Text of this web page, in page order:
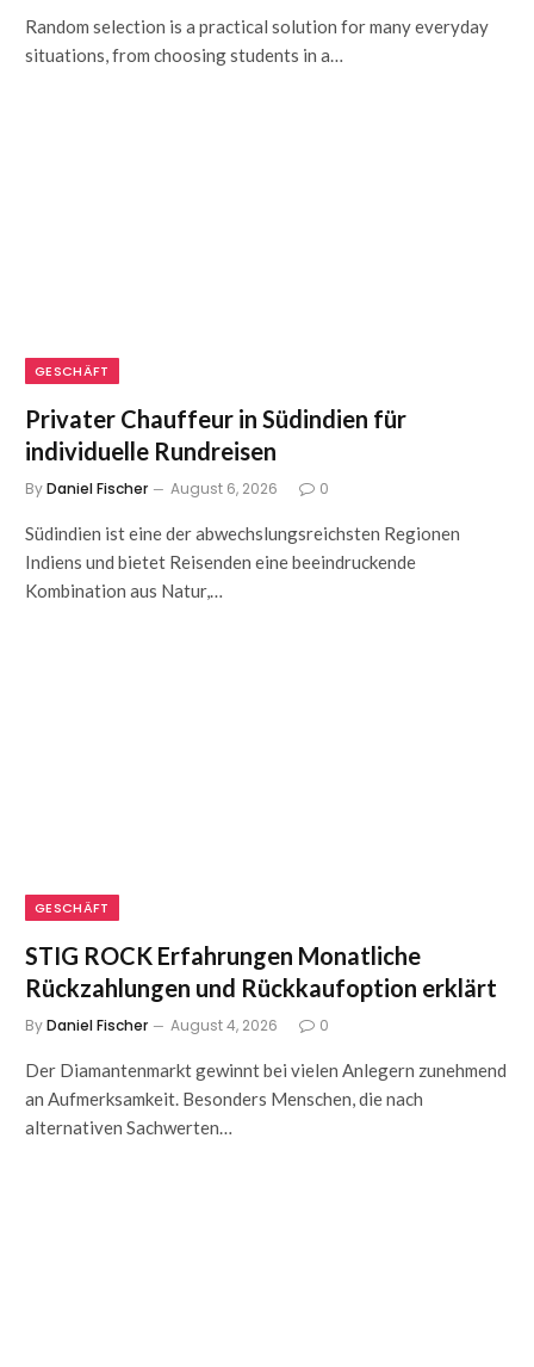
Random selection is a practical solution for many everyday
situations, from choosing students in a…
GESCHÄFT
Privater Chauffeur in Südindien für
individuelle Rundreisen
ByDaniel Fischer August 6, 2026 0
Südindien ist eine der abwechslungsreichsten Regionen
Indiens und bietet Reisenden eine beeindruckende
Kombination aus Natur,…
GESCHÄFT
STIG ROCK Erfahrungen Monatliche
Rückzahlungen und Rückkaufoption erklärt
ByDaniel Fischer August 4, 2026 0
Der Diamantenmarkt gewinnt bei vielen Anlegern zunehmend
an Aufmerksamkeit. Besonders Menschen, die nach
alternativen Sachwerten…